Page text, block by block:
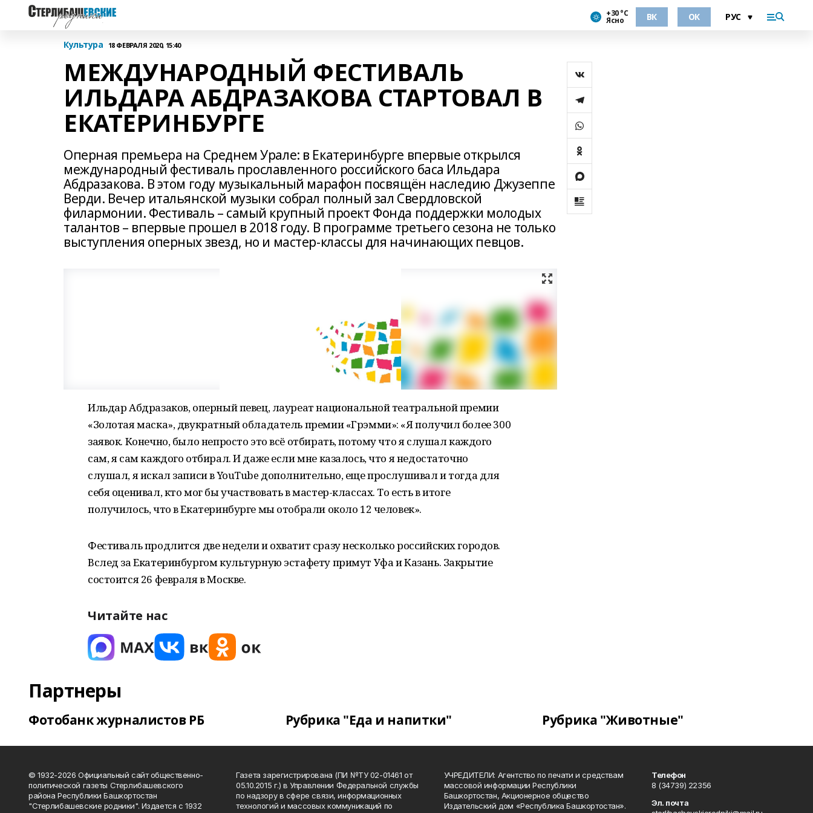
+30 °С
Ясно ВК ОК
Культура 18 ФЕВРАЛЯ 2020, 15:40
МЕЖДУНАРОДНЫЙ ФЕСТИВАЛЬ
ИЛЬДАРА АБДРАЗАКОВА СТАРТОВАЛ В
ЕКАТЕРИНБУРГЕ
Оперная премьера на Среднем Урале: в Екатеринбурге впервые открылся
международный фестиваль прославленного российского баса Ильдара
Абдразакова. В этом году музыкальный марафон посвящён наследию Джузеппе
Верди. Вечер итальянской музыки собрал полный зал Свердловской
филармонии. Фестиваль – самый крупный проект Фонда поддержки молодых
талантов – впервые прошел в 2018 году. В программе третьего сезона не только
выступления оперных звезд, но и мастер-классы для начинающих певцов.
Ильдар Абдразаков, оперный певец, лауреат национальной театральной премии
«Золотая маска», двукратный обладатель премии «Грэмми»: «Я получил более 300
заявок. Конечно, было непросто это всё отбирать, потому что я слушал каждого
сам, я сам каждого отбирал. И даже если мне казалось, что я недостаточно
слушал, я искал записи в YouTube дополнительно, еще прослушивал и тогда для
себя оценивал, кто мог бы участвовать в мастер-классах. То есть в итоге
получилось, что в Екатеринбурге мы отобрали около 12 человек».
Фестиваль продлится две недели и охватит сразу несколько российских городов.
Вслед за Екатеринбургом культурную эстафету примут Уфа и Казань. Закрытие
состоится 26 февраля в Москве.
Читайте нас
Партнеры
Фотобанк журналистов РБ Рубрика "Еда и напитки" Рубрика "Животные"
© 1932-2026 Официальный сайт общественно-
политической газеты Стерлибашевского
района Республики Башкортостан
"Стерлибашевские родники". Издается с 1932
Газета зарегистрирована (ПИ №ТУ 02-01461 от
05.10.2015 г.) в Управлении Федеральной службы
по надзору в сфере связи, информационных
технологий и массовых коммуникаций по
УЧРЕДИТЕЛИ: Агентство по печати и средствам
массовой информации Республики
Башкортостан, Акционерное общество
Издательский дом «Республика Башкортостан».
Телефон
8 (34739) 22356
Эл. почта